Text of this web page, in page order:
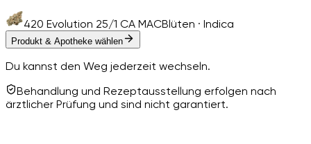
420 Evolution 25/1 CA MACBlüten · Indica
Produkt & Apotheke wählen
Du kannst den Weg jederzeit wechseln.
Behandlung und Rezeptausstellung erfolgen nach
ärztlicher Prüfung und sind nicht garantiert.